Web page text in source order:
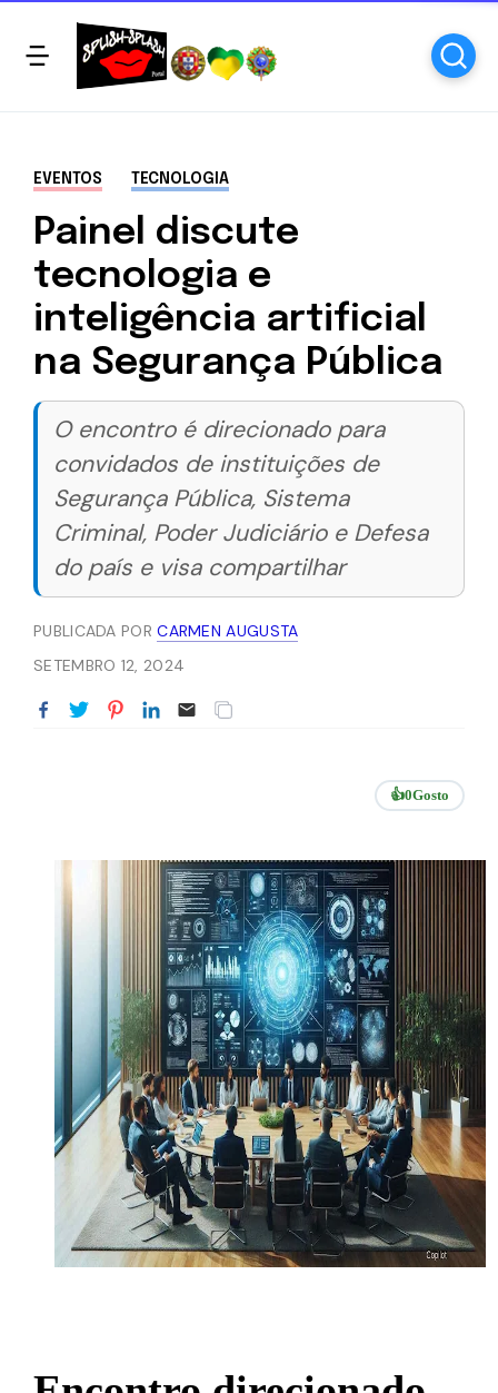
EVENTOS TECNOLOGIA
Painel discute
tecnologia e
inteligência artificial
na Segurança Pública
O encontro é direcionado para
convidados de instituições de
Segurança Pública, Sistema
Criminal, Poder Judiciário e Defesa
do país e visa compartilhar
PUBLICADA PORCARMEN AUGUSTA
SETEMBRO 12, 2024
👍0Gosto